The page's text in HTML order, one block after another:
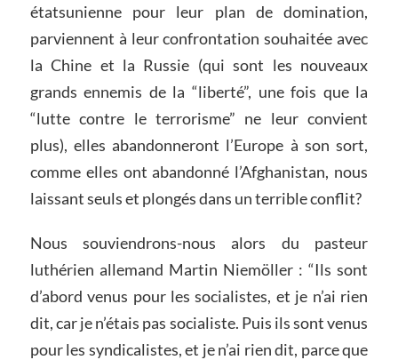
étatsunienne pour leur plan de domination,
parviennent à leur confrontation souhaitée avec
la Chine et la Russie (qui sont les nouveaux
grands ennemis de la “liberté”, une fois que la
“lutte contre le terrorisme” ne leur convient
plus), elles abandonneront l’Europe à son sort,
comme elles ont abandonné l’Afghanistan, nous
laissant seuls et plongés dans un terrible conflit?
Nous souviendrons-nous alors du pasteur
luthérien allemand Martin Niemöller : “Ils sont
d’abord venus pour les socialistes, et je n’ai rien
dit, car je n’étais pas socialiste. Puis ils sont venus
pour les syndicalistes, et je n’ai rien dit, parce que